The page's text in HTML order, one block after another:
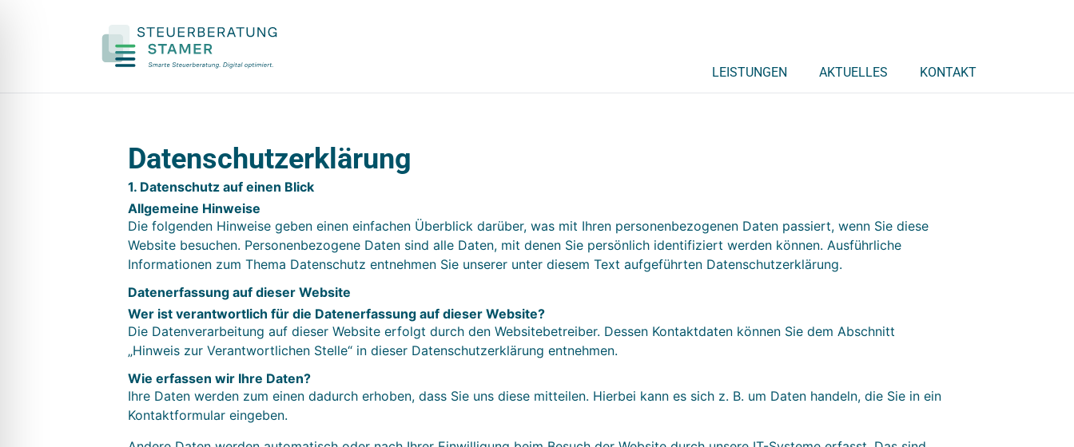
LEISTUNGEN AKTUELLES KONTAKT
Datenschutz­erklärung
1. Datenschutz auf einen Blick
Allgemeine Hinweise
Die folgenden Hinweise geben einen einfachen Überblick darüber, was mit Ihren personenbezogenen Daten passiert, wenn Sie diese
Website besuchen. Personenbezogene Daten sind alle Daten, mit denen Sie persönlich identifiziert werden können. Ausführliche
Informationen zum Thema Datenschutz entnehmen Sie unserer unter diesem Text aufgeführten Datenschutzerklärung.
Datenerfassung auf dieser Website
Wer ist verantwortlich für die Datenerfassung auf dieser Website?
Die Datenverarbeitung auf dieser Website erfolgt durch den Websitebetreiber. Dessen Kontaktdaten können Sie dem Abschnitt
„Hinweis zur Verantwortlichen Stelle“ in dieser Datenschutzerklärung entnehmen.
Wie erfassen wir Ihre Daten?
Ihre Daten werden zum einen dadurch erhoben, dass Sie uns diese mitteilen. Hierbei kann es sich z. B. um Daten handeln, die Sie in ein
Kontaktformular eingeben.